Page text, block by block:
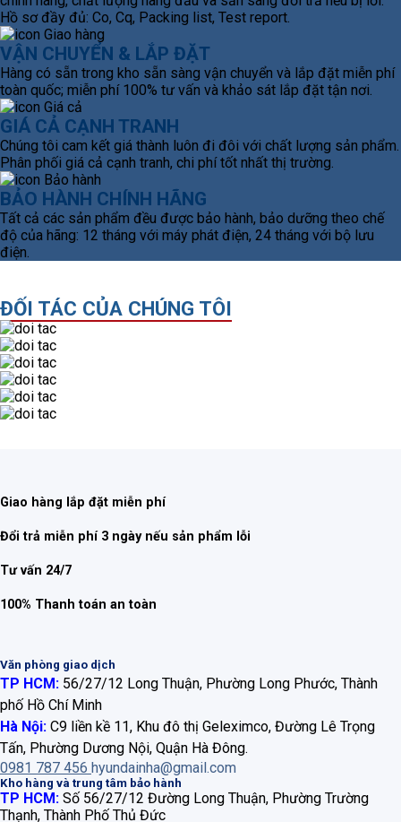
Hồ sơ đầy đủ: Co, Cq, Packing list, Test report.
VẬN CHUYỂN & LẮP ĐẶT
Hàng có sẵn trong kho sẵn sàng vận chuyển và lắp đặt miễn phí
toàn quốc; miễn phí 100% tư vấn và khảo sát lắp đặt tận nơi.
GIÁ CẢ CẠNH TRANH
Chúng tôi cam kết giá thành luôn đi đôi với chất lượng sản phẩm.
Phân phối giá cả cạnh tranh, chi phí tốt nhất thị trường.
BẢO HÀNH CHÍNH HÃNG
Tất cả các sản phẩm đều được bảo hành, bảo dưỡng theo chế
độ của hãng: 12 tháng với máy phát điện, 24 tháng với bộ lưu
điện.
ĐỐI TÁC CỦA CHÚNG TÔI
Giao hàng lắp đặt miễn phí
Đổi trả miễn phí 3 ngày nếu sản phẩm lỗi
Tư vấn 24/7
100% Thanh toán an toàn
Văn phòng giao dịch
TP HCM: 56/27/12 Long Thuận, Phường Long Phước, Thành
phố Hồ Chí Minh
Hà Nội: C9 liền kề 11, Khu đô thị Geleximco, Đường Lê Trọng
Tấn, Phường Dương Nội, Quận Hà Đông.
0981 787 456 hyundainha@gmail.com
Kho hàng và trung tâm bảo hành
TP HCM: Số 56/27/12 Đường Long Thuận, Phường Trường
Thạnh, Thành Phố Thủ Đức